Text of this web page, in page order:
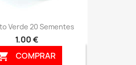
Verde 20 Sementes
1,00 €
COMPRAR